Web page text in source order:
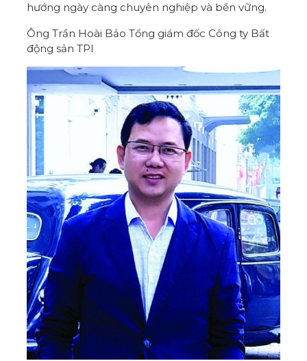
hướng ngày càng chuyên nghiệp và bền vững.
Ông Trần Hoài Bảo Tổng giám đốc Công ty Bất
động sản TPI